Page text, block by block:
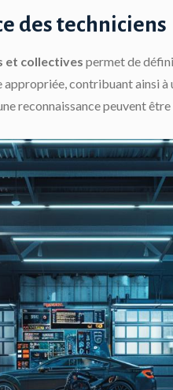
des techniciens
et collectives permet de
contribuant ainsi
reconnaissance peuvent